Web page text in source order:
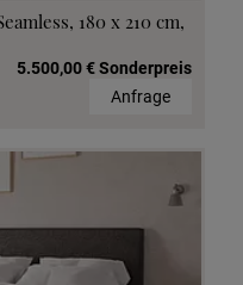
180 x 210 cm,
5.500,00 € Sonderpreis
Anfrage